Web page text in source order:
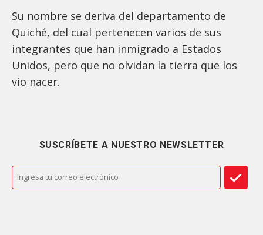
Su nombre se deriva del departamento de
Quiché, del cual pertenecen varios de sus
integrantes que han inmigrado a Estados
Unidos, pero que no olvidan la tierra que los
vio nacer.
SUSCRÍBETE A NUESTRO NEWSLETTER